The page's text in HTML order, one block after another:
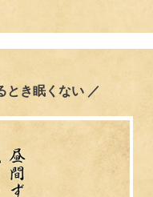
とき眠くない ／